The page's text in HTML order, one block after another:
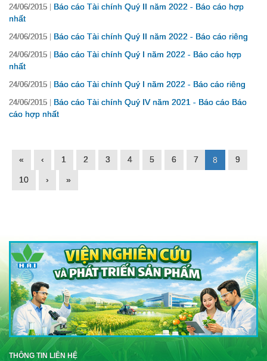
24/06/2015
Báo cáo Tài chính Quý II năm 2022 - Báo cáo hợp
nhất
24/06/2015 Báo cáo Tài chính Quý II năm 2022 - Báo cáo riêng
24/06/2015
Báo cáo Tài chính Quý I năm 2022 - Báo cáo hợp
nhất
24/06/2015 Báo cáo Tài chính Quý I năm 2022 - Báo cáo riêng
24/06/2015
Báo cáo Tài chính Quý IV năm 2021 - Báo cáo Báo
cáo hợp nhất
« ‹ 1 2 3 4 5 6 7 8 9
10 › »
THÔNG TIN LIÊN HỆ